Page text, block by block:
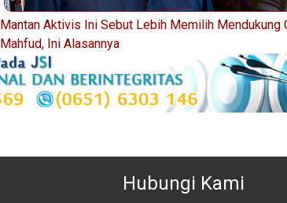
Mantan Aktivis Ini Sebut Lebih Memilih Mendukung
Mahfud, Ini Alasannya
Hubungi Kami